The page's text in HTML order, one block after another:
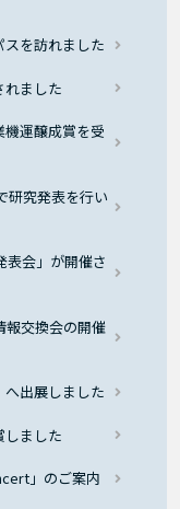
を訪れました
れました
機運醸成賞を受
研究発表を行い
表会」が開催さ
報交換会の開催
へ出展しました
しました
」のご案内